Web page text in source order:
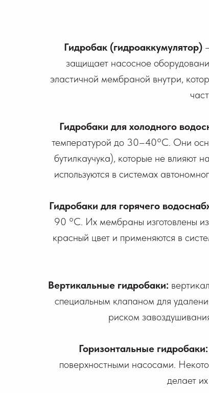
Гидробак (гидроаккумулятор)
защищает насосное
эластичной мембраной внутри,
Гидробаки для холодного
температурой до 30–40°C. Они
бутилкаучука), которые не влияют
используются в системах
Гидробаки для горячего
90 °C. Их мембраны изготовлены
красный цвет и применяются в
Вертикальные гидробаки:
специальным клапаном для
риском
Горизонтальные гидробаки:
поверхностными насосами.
делает